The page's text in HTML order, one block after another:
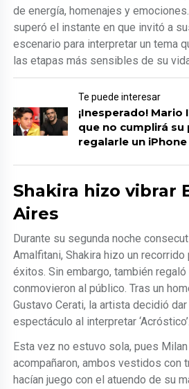
de energía, homenajes y
superó el instante en que invitó a
escenario para interpretar un tema
las etapas más sensibles de su
Te puede interesar
¡Inesperado! Mario
que no cumplirá su
regalarle un
Shakira hizo vibrar
Aires
Durante su segunda noche
Amalfitani, Shakira hizo un
éxitos. Sin embargo, también
conmovieron al público. Tras un
Gustavo Cerati, la artista decidió
espectáculo al interpretar ‘Acróstico’.
Esta vez no estuvo sola, pues
acompañaron, ambos vestidos con
hacían juego con el atuendo de su